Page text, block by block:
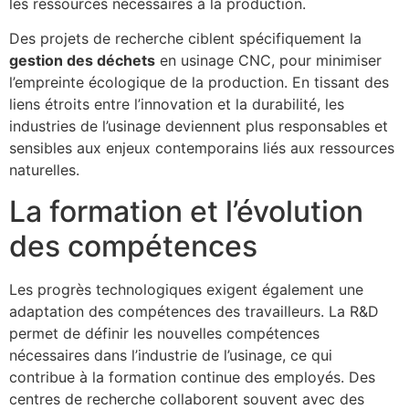
Des projets de recherche ciblent spécifiquement la
gestion des déchets en usinage CNC, pour minimiser
l’empreinte écologique de la production. En tissant des
liens étroits entre l’innovation et la durabilité, les
industries de l’usinage deviennent plus responsables et
sensibles aux enjeux contemporains liés aux ressources
naturelles.
La formation et l’évolution
des compétences
Les progrès technologiques exigent également une
adaptation des compétences des travailleurs. La R&D
permet de définir les nouvelles compétences
nécessaires dans l’industrie de l’usinage, ce qui
contribue à la formation continue des employés. Des
centres de recherche collaborent souvent avec des